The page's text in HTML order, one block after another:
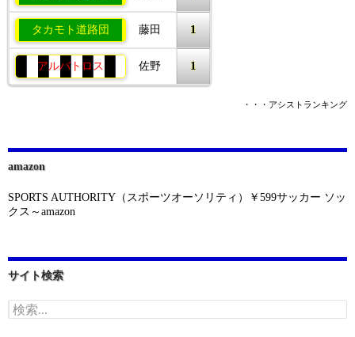
タカモト道路団 藤田 1
アルバトロス 佐野 1
・・・アシストランキング
amazon
SPORTS AUTHORITY（スポーツオーソリティ）￥599サッカー ソッ
クス～amazon
サイト検索
検
索: